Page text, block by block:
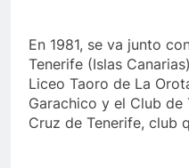
En 1981, se va junto
Tenerife (Islas
Liceo Taoro de La
Garachico y el Club de
Cruz de Tenerife, club